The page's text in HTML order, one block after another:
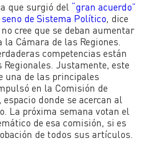
que surgió del “gran acuerdo”
de Sistema Político, dice
cree que se deban aumentar
Cámara de las Regiones.
competencias están
Regionales. Justamente, este
una de las principales
en la Comisión de
donde se acercan al
La próxima semana votan el
de esa comisión, si es
de todos sus artículos.